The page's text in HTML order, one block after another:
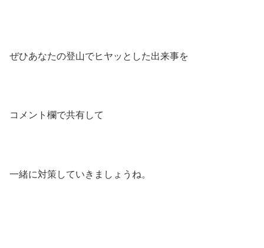
ぜひあなたの登山でヒヤッとした出来事を
コメント欄で共有して
一緒に対策していきましょうね。